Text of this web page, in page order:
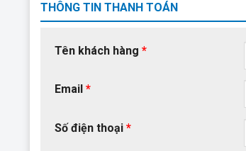
THÔNG TIN THANH TOÁN
Tên khách hàng *
Email *
Số điện thoại *